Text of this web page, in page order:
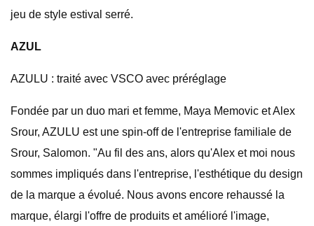
jeu de style estival serré.
AZUL
AZULU : traité avec VSCO avec préréglage
Fondée par un duo mari et femme, Maya Memovic et Alex
Srour, AZULU est une spin-off de l'entreprise familiale de
Srour, Salomon. "Au fil des ans, alors qu'Alex et moi nous
sommes impliqués dans l'entreprise, l'esthétique du design
de la marque a évolué. Nous avons encore rehaussé la
marque, élargi l'offre de produits et amélioré l'image,